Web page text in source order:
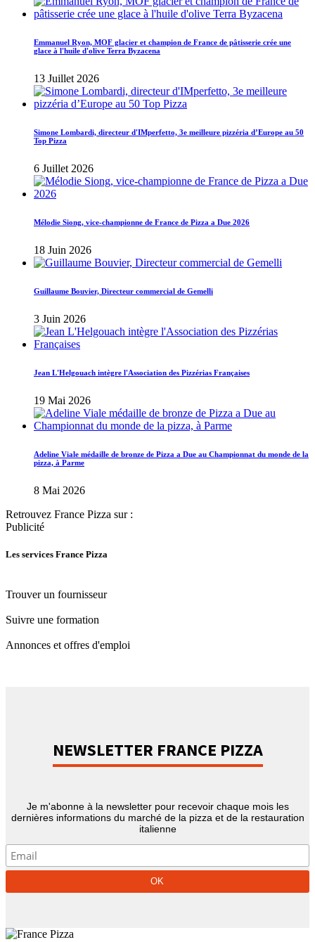
Emmanuel Ryon, MOF glacier et champion de France de pâtisserie crée une
glace à l'huile d'olive Terra Byzacena
13 Juillet 2026
Simone Lombardi, directeur d'IMperfetto, 3e meilleure pizzéria d’Europe au 50
Top Pizza
6 Juillet 2026
Mélodie Siong, vice-championne de France de Pizza a Due 2026
18 Juin 2026
Guillaume Bouvier, Directeur commercial de Gemelli
3 Juin 2026
Jean L'Helgouach intègre l'Association des Pizzérias Françaises
19 Mai 2026
Adeline Viale médaille de bronze de Pizza a Due au Championnat du monde de la
pizza, à Parme
8 Mai 2026
Retrouvez France Pizza sur :
Publicité
Les services France Pizza
Trouver un fournisseur
Suivre une formation
Annonces et offres d'emploi
NEWSLETTER FRANCE PIZZA
Je m'abonne à la newsletter pour recevoir chaque mois les
dernières informations du marché de la pizza et de la restauration
italienne